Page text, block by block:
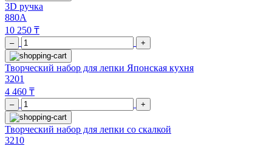
3D ручка
880A
10 250 ₸
– +
Творческий набор для лепки Японская кухня
3201
4 460 ₸
– +
Творческий набор для лепки со скалкой
3210